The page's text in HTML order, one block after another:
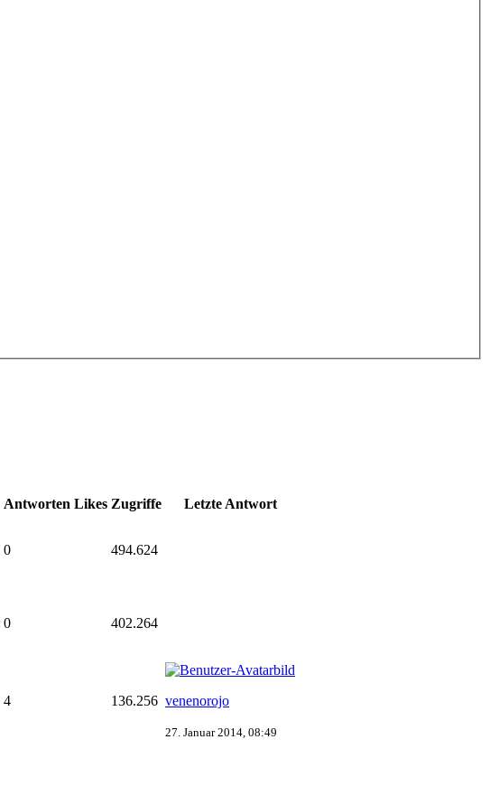
Antworten Likes Zugriffe Letzte Antwort
0 494.624
0 402.264
4 136.256 venenorojo
27. Januar 2014, 08:49